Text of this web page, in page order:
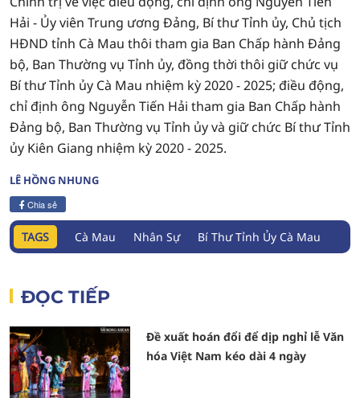
Hải - Ủy viên Trung ương Đảng, Bí thư Tỉnh ủy, Chủ tịch
HĐND tỉnh Cà Mau thôi tham gia Ban Chấp hành Đảng
bộ, Ban Thường vụ Tỉnh ủy, đồng thời thôi giữ chức vụ
Bí thư Tỉnh ủy Cà Mau nhiệm kỳ 2020 - 2025; điều động,
chỉ định ông Nguyễn Tiến Hải tham gia Ban Chấp hành
Đảng bộ, Ban Thường vụ Tỉnh ủy và giữ chức Bí thư Tỉnh
ủy Kiên Giang nhiệm kỳ 2020 - 2025.
LÊ HỒNG NHUNG
Chia sẻ
TAGS Cà Mau Nhân Sự Bí Thư Tỉnh Ủy Cà Mau
ĐỌC TIẾP
Đề xuất hoán đổi để dịp nghỉ lễ Văn
hóa Việt Nam kéo dài 4 ngày